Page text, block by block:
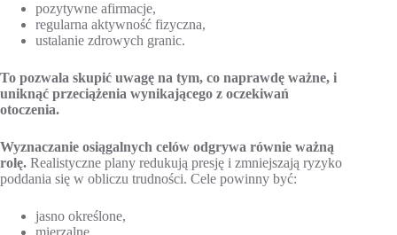
pozytywne afirmacje,
regularna aktywność fizyczna,
ustalanie zdrowych granic.
To pozwala skupić uwagę na tym, co naprawdę ważne, i
uniknąć przeciążenia wynikającego z oczekiwań
otoczenia.
Wyznaczanie osiągalnych celów odgrywa równie ważną
rolę. Realistyczne plany redukują presję i zmniejszają ryzyko
poddania się w obliczu trudności. Cele powinny być:
jasno określone,
mierzalne,